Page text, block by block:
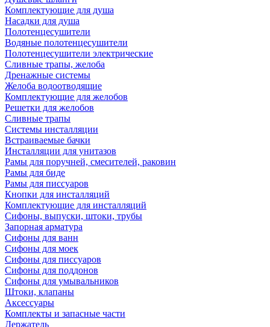
Комплектующие для душа
Насадки для душа
Полотенцесушители
Водяные полотенцесушители
Полотенцесушители электрические
Сливные трапы, желоба
Дренажные системы
Желоба водоотводящие
Комплектующие для желобов
Решетки для желобов
Сливные трапы
Системы инсталляции
Встраиваемые бачки
Инсталляции для унитазов
Рамы для поручней, смесителей, раковин
Рамы для биде
Рамы для писсуаров
Кнопки для инсталляций
Комплектующие для инсталляций
Сифоны, выпуски, штоки, трубы
Запорная арматура
Сифоны для ванн
Сифоны для моек
Сифоны для писсуаров
Сифоны для поддонов
Сифоны для умывальников
Штоки, клапаны
Аксессуары
Комплекты и запасные части
Держатель